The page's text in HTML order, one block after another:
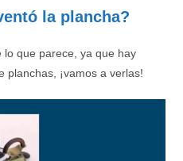
la plancha?
lo que parece, ya que hay
planchas, ¡vamos a verlas!